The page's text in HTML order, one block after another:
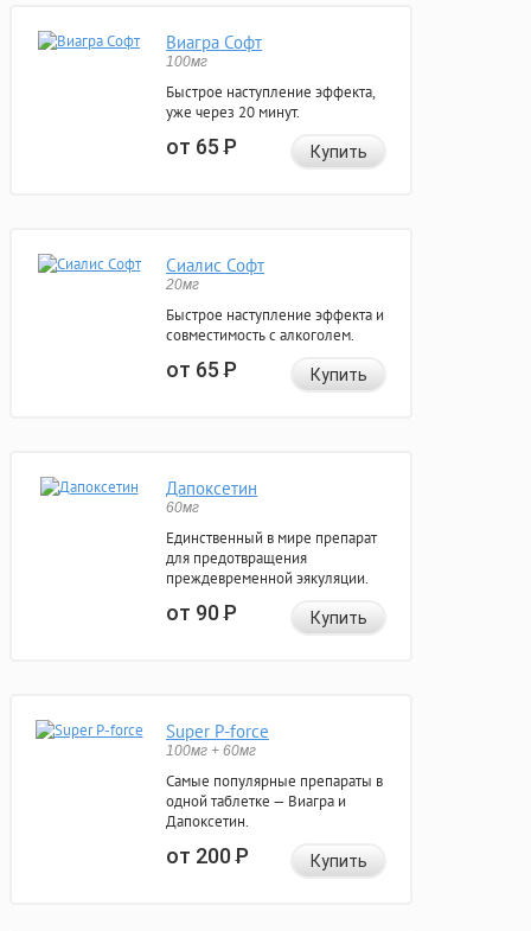
Виагра Софт
100мг
Быстрое наступление эффекта,
уже через 20 минут.
от 65Р Купить
Сиалис Софт
20мг
Быстрое наступление эффекта и
совместимость с алкоголем.
от 65Р Купить
Дапоксетин
60мг
Единственный в мире препарат
для предотвращения
преждевременной эякуляции.
от 90Р Купить
Super P-force
100мг + 60мг
Самые популярные препараты в
одной таблетке — Виагра и
Дапоксетин.
от 200Р Купить